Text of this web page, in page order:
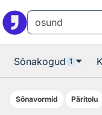
Sõnakogud 1
Sõnavormid Päritolu